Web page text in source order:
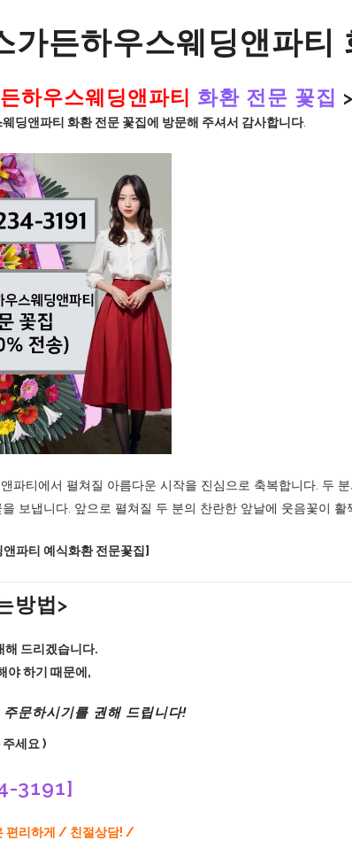
가든하우스웨딩앤파티
하우스웨딩앤파티 화환 전문 꽃집
딩앤파티 화환 전문 꽃집에 방문해 주셔서 감사합니다.
파티에서 펼쳐질 아름다운 시작을 진심으로 축복합니다. 두
보냅니다. 앞으로 펼쳐질 두 분의 찬란한 앞날에 웃음꽃이 활
파티 예식화환 전문꽃집]
방법>
해 드리겠습니다.
야 하기 때문에,
문하시기를 권해 드립니다!
세요 )
3191]
편리하게 / 친절상담! /